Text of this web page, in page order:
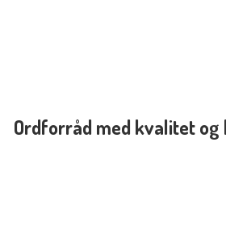
Ordforråd med kvalitetog